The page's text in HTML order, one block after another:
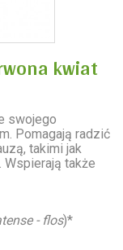
kwiat
swojego
Pomagają radzić
takimi jak
Wspierają także
- flos)*